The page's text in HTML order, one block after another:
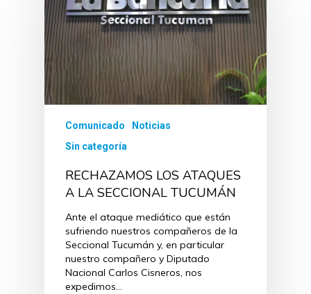
Comunicado
Noticias
Sin categoría
RECHAZAMOS LOS ATAQUES
A LA SECCIONAL TUCUMÁN
Ante el ataque mediático que están
sufriendo nuestros compañeros de la
Seccional Tucumán y, en particular
nuestro compañero y Diputado
Nacional Carlos Cisneros, nos
expedimos…